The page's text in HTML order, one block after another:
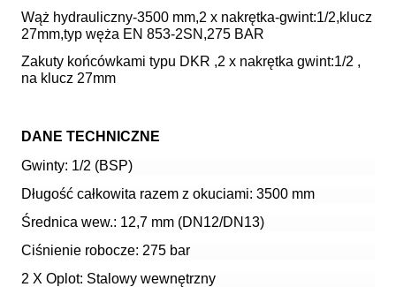
Wąż hydrauliczny-3500 mm,2 x nakrętka-gwint:1/2,klucz
27mm,typ węża EN 853-2SN,275 BAR
Zakuty końcówkami typu DKR ,2 x nakrętka gwint:1/2 ,
na klucz 27mm
DANE TECHNICZNE
Gwinty: 1/2 (BSP)
Długość całkowita razem z okuciami: 3500 mm
Średnica wew.: 12,7 mm (DN12/DN13)
Ciśnienie robocze: 275 bar
2 X Oplot: Stalowy wewnętrzny